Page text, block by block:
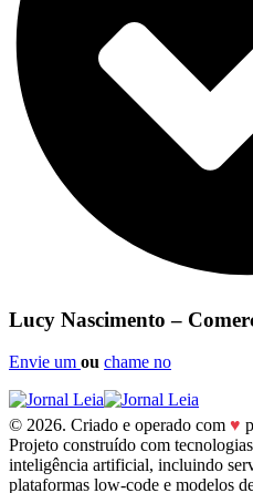
Lucy Nascimento –
Envie um ou chame no
© 2026. Criado e operado com ♥
Projeto construído com
inteligência artificial, incluindo
plataformas low-code e modelos